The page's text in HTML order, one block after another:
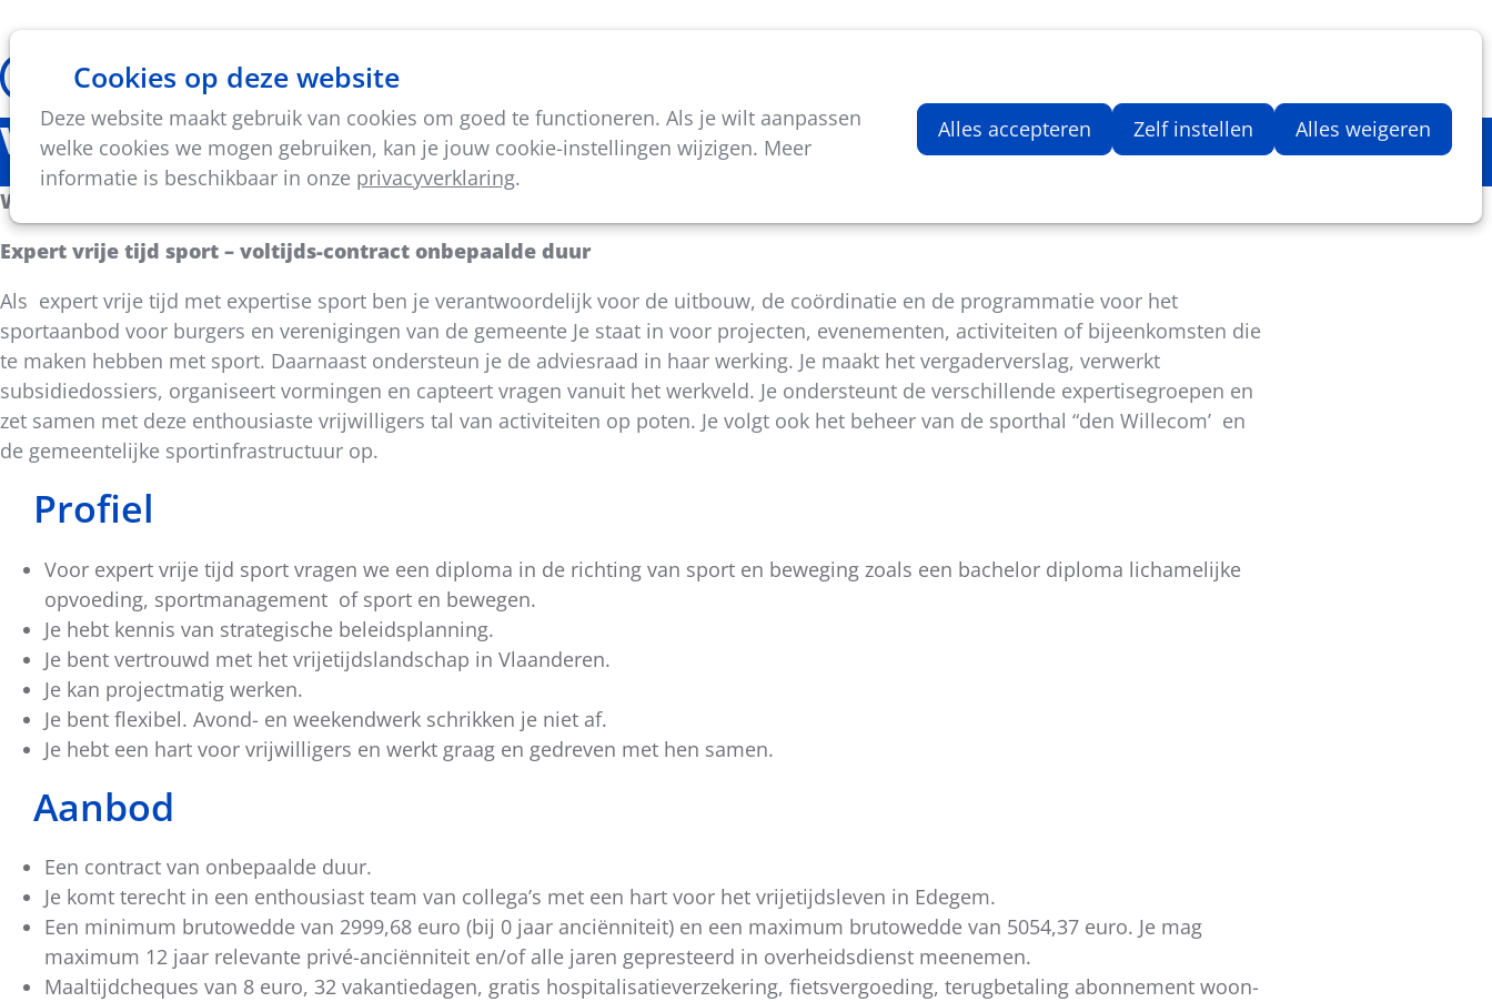
Cookies op deze website
Deze website maakt gebruik van cookies om goed te functioneren. Als je wilt aanpassen
welke cookies we mogen gebruiken, kan je jouw cookie-instellingen wijzigen. Meer
informatie is beschikbaar in onze privacyverklaring.
Alles accepteren Zelf instellen Alles weigeren
Thema's Vorming & activiteiten
Aantal artikelen in
Vacature: Expert Vrije Tijd (Sport)
We zijn op zoek naar een enthousiaste en gedreven collega voor het team vrije tijd.
Expert vrije tijd sport – voltijds-contract onbepaalde duur
Als expert vrije tijd met expertise sport ben je verantwoordelijk voor de uitbouw, de coördinatie en de programmatie voor het
sportaanbod voor burgers en verenigingen van de gemeente Je staat in voor projecten, evenementen, activiteiten of bijeenkomsten die
te maken hebben met sport. Daarnaast ondersteun je de adviesraad in haar werking. Je maakt het vergaderverslag, verwerkt
subsidiedossiers, organiseert vormingen en capteert vragen vanuit het werkveld. Je ondersteunt de verschillende expertisegroepen en
zet samen met deze enthousiaste vrijwilligers tal van activiteiten op poten. Je volgt ook het beheer van de sporthal “den Willecom’ en
de gemeentelijke sportinfrastructuur op.
Profiel
Voor expert vrije tijd sport vragen we een diploma in de richting van sport en beweging zoals een bachelor diploma lichamelijke
opvoeding, sportmanagement of sport en bewegen.
Je hebt kennis van strategische beleidsplanning.
Je bent vertrouwd met het vrijetijdslandschap in Vlaanderen.
Je kan projectmatig werken.
Je bent flexibel. Avond- en weekendwerk schrikken je niet af.
Je hebt een hart voor vrijwilligers en werkt graag en gedreven met hen samen.
Aanbod
Een contract van onbepaalde duur.
Je komt terecht in een enthousiast team van collega’s met een hart voor het vrijetijdsleven in Edegem.
Een minimum brutowedde van 2999,68 euro (bij 0 jaar anciënniteit) en een maximum brutowedde van 5054,37 euro. Je mag
maximum 12 jaar relevante privé-anciënniteit en/of alle jaren gepresteerd in overheidsdienst meenemen.
Maaltijdcheques van 8 euro, 32 vakantiedagen, gratis hospitalisatieverzekering, fietsvergoeding, terugbetaling abonnement woon-